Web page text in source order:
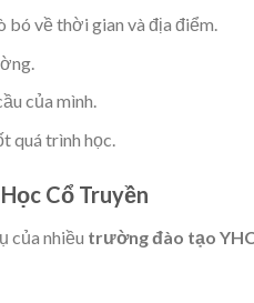
bó về thời gian và địa điểm.
của mình.
quá trình học.
Cổ Truyền
của nhiều trường đào tạo